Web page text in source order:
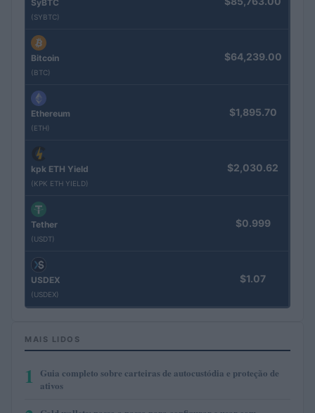
SyBTC
(SYBTC)
Bitcoin
(BTC)
$64,239.00
Ethereum
(ETH)
$1,895.70
kpk ETH Yield
(KPK ETH YIELD)
$2,030.62
Tether
(USDT)
$0.999
USDEX
(USDEX)
$1.07
MAIS LIDOS
1
Guia completo sobre carteiras de autocustódia e proteção de
ativos